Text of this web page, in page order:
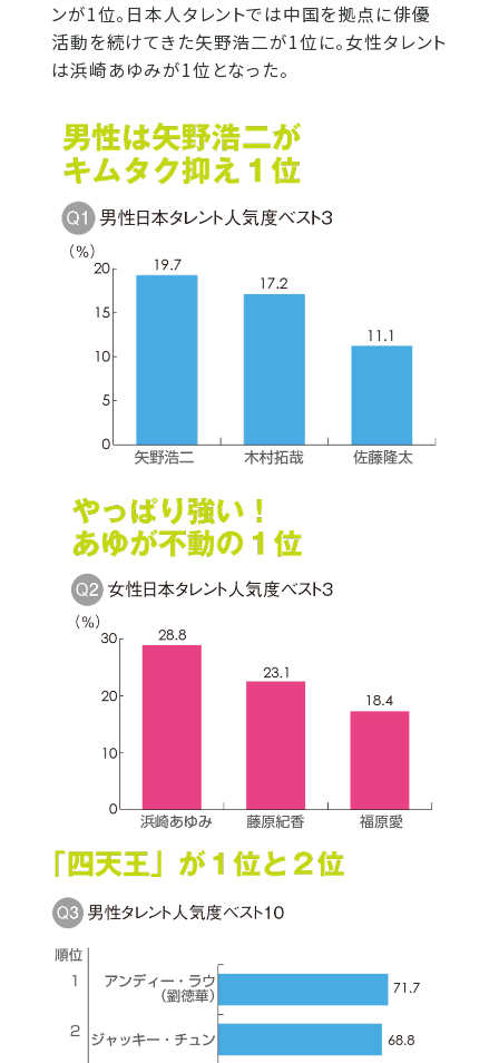
ンが1位。日本人タレントでは中国を拠点に俳優
活動を続けてきた矢野浩二が1位に。女性タレント
は浜崎あゆみが1位となった。